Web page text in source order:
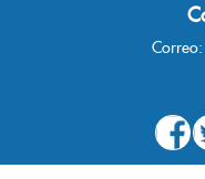
Correo: